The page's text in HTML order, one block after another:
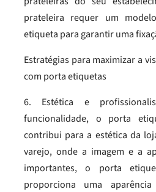
prateleira requer um
etiqueta para garantir uma
Estratégias para maximizar a
com porta etiquetas
6. Estética e
funcionalidade, o porta
contribui para a estética da
varejo, onde a imagem e a
importantes, o porta
proporciona uma